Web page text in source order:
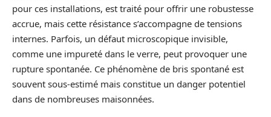
pour ces installations, est traité pour offrir une robustesse
accrue, mais cette résistance s’accompagne de tensions
internes. Parfois, un défaut microscopique invisible,
comme une impureté dans le verre, peut provoquer une
rupture spontanée. Ce phénomène de bris spontané est
souvent sous-estimé mais constitue un danger potentiel
dans de nombreuses maisonnées.